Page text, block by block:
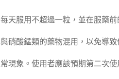
天服用不超過一粒，並在服藥
硝酸錳類的藥物混用，以免導
現象。使用者應該預期第二次